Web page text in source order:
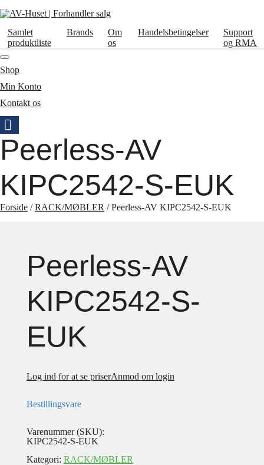
Samlet
produktliste
Brands
Om
os
Handelsbetingelser
Support
og RMA
Shop
Min Konto
Kontakt os
Peerless-AV
KIPC2542-S-EUK
Forside /RACK/MØBLER / Peerless-AV KIPC2542-S-EUK
Peerless-AV
KIPC2542-S-
EUK
Log ind for at se priserAnmod om login
Bestillingsvare
Varenummer (SKU):
KIPC2542-S-EUK
Kategori: RACK/MØBLER